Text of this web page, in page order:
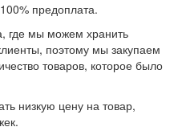
предоплата.
где мы можем хранить
поэтому мы закупаем
товаров, которое было
низкую цену на товар,